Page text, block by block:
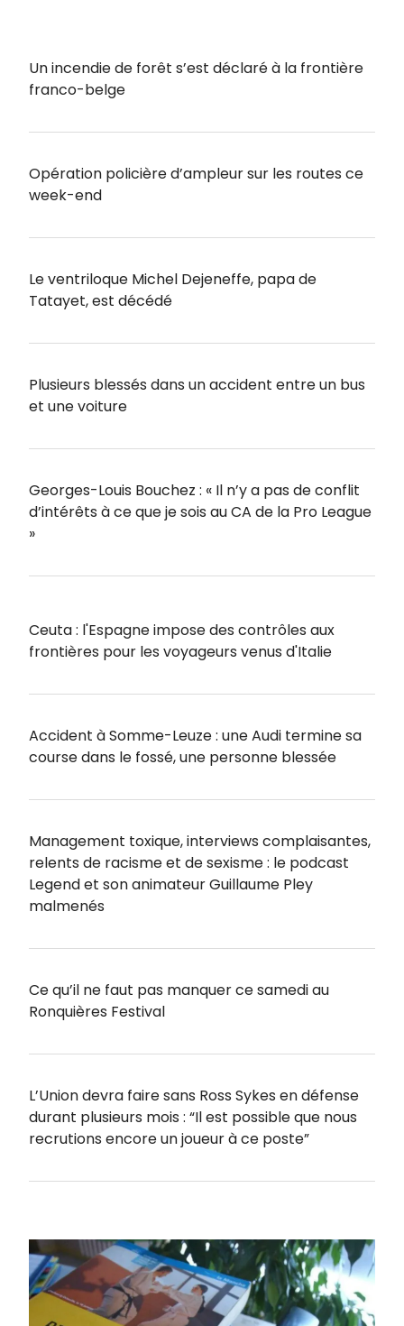
Un incendie de forêt s’est déclaré à la frontière
franco-belge
Opération policière d’ampleur sur les routes ce
week-end
Le ventriloque Michel Dejeneffe, papa de
Tatayet, est décédé
Plusieurs blessés dans un accident entre un bus
et une voiture
Georges-Louis Bouchez : « Il n’y a pas de conflit
d’intérêts à ce que je sois au CA de la Pro League
»
Ceuta : l'Espagne impose des contrôles aux
frontières pour les voyageurs venus d'Italie
Accident à Somme-Leuze : une Audi termine sa
course dans le fossé, une personne blessée
Management toxique, interviews complaisantes,
relents de racisme et de sexisme : le podcast
Legend et son animateur Guillaume Pley
malmenés
Ce qu’il ne faut pas manquer ce samedi au
Ronquières Festival
L’Union devra faire sans Ross Sykes en défense
durant plusieurs mois : “Il est possible que nous
recrutions encore un joueur à ce poste”